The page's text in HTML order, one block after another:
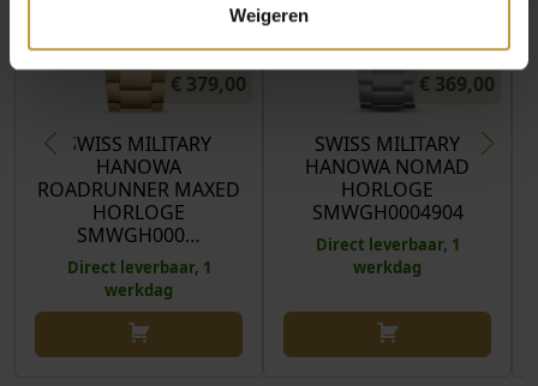
Weigeren
€ 379,00
SWISS MILITARY
HANOWA
ROADRUNNER MAXED
HORLOGE
SMWGH000…
Direct leverbaar, 1
werkdag
€ 369,00
SWISS MILITARY
HANOWA NOMAD
HORLOGE
SMWGH0004904
Direct leverbaar, 1
werkdag